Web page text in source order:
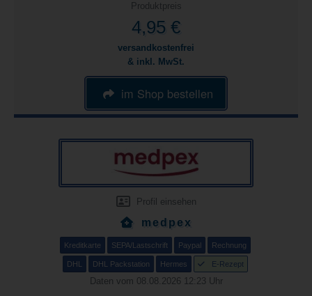
Produktpreis
4,95 €
versandkostenfrei
& inkl. MwSt.
im Shop bestellen
Profil einsehen
medpex
Kreditkarte SEPA/Lastschrift Paypal Rechnung
DHL DHL Packstation Hermes E-Rezept
Daten vom 08.08.2026 12:23 Uhr